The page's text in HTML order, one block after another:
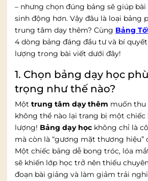
– nhưng chọn đúng bảng sẽ giúp
sinh động hơn. Vậy đâu là loại bảng
trung tâm dạy thêm? Cùng Bảng
4 dòng bảng đáng đầu tư và bí
lượng trong bài viết dưới đây!
1. Chọn bảng dạy học
trọng như thế nào?
Một trung tâm dạy thêm muốn thu
không thể nào lại trang bị một chiếc
lượng! Bảng dạy học không chỉ là
mà còn là “gương mặt thương hiệu”
Một chiếc bảng dễ bong tróc, lóa
sẽ khiến lớp học trở nên thiếu
đoạn bài giảng và làm giảm trải